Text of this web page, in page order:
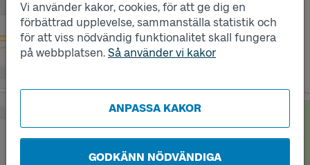
Vi använder kakor, cookies, för att ge dig en
förbättrad upplevelse, sammanställa statistik och
för att viss nödvändig funktionalitet skall fungera
på webbplatsen. Så använder vi kakor
ANPASSA KAKOR
GODKÄNN NÖDVÄNDIGA
Läge
C